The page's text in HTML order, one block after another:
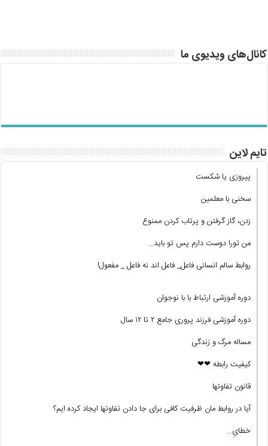
کانال‌های ویدیوی ما
تایم لاین
پیروزی یا شکست
سخنی با معلمین
زدن، گاز گرفتن و پرتاب کردن ممنوع
من تورا دوست دارم پس تو باید…
روابط سالم انسانی فاعل_ فاعل اند نه فاعل _ مفعول!
دوره آموزشی ارتباط با با نوجوان
دوره آموزشی فرزند پروری جامع ۲ تا ۱۲ سال
مساله مرگ و زندگی
کیفیت رابطه ❤❤
قانون تفاوتها
آیا در روابط مان ظرفیت کافی برای جا دادن تفاوتها ایجاد کرده ایم؟
خطایِ…